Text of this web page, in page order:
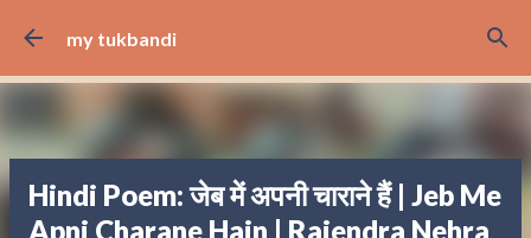
my tukbandi
Hindi Poem: जेब में अपनी चाराने हैं | Jeb Me
Apni Charane Hain | Rajendra Nehra